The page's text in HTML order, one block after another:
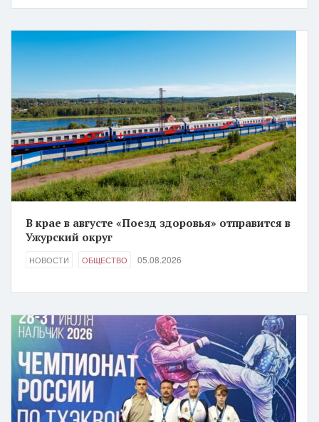
В крае в августе «Поезд здоровья» отправится в
Ужурский округ
НОВОСТИ ОБЩЕСТВО 05.08.2026